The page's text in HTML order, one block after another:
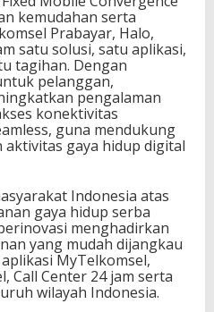
kemudahan serta
Prabayar, Halo,
satu solusi, satu aplikasi,
tagihan. Dengan
pelanggan,
pengalaman
konektivitas
guna mendukung
gaya hidup digital
Indonesia atas
gaya hidup serba
menghadirkan
yang mudah dijangkau
MyTelkomsel,
Call Center 24 jam serta
wilayah Indonesia.